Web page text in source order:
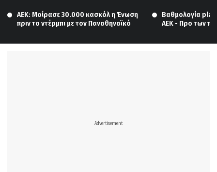
ΑΕΚ: Μοίρασε 30.000 κασκόλ η Ένωση
πριν το ντέρμπι με τον Παναθηναϊκό
Βαθμολογία
ΑΕΚ - Προ των